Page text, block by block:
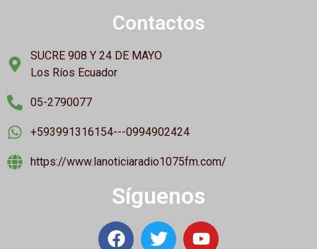
Contactos
SUCRE 908 Y 24 DE MAYO
Los Ríos Ecuador
05-2790077
+593991316154---0994902424
https://www.lanoticiaradio1075fm.com/
Síguenos